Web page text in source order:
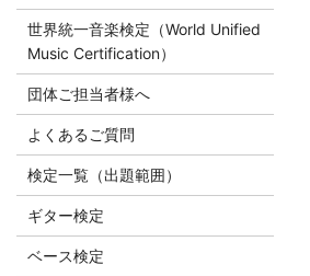
世界統一音楽検定（World Unified
Music Certification）
団体ご担当者様へ
よくあるご質問
検定一覧（出題範囲）
ギター検定
ベース検定